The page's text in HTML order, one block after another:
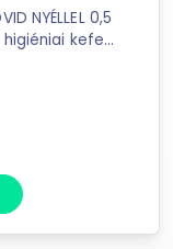
NYÉLLEL 0,5
higiéniai kefe
...